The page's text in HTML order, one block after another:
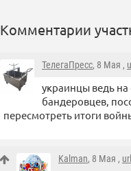
Комментарии
ТелегаПресс, 8 Мая ,
украинцы ведь на
бандеровцев,
пересмотреть итоги
Kalman, 8 Мая , url